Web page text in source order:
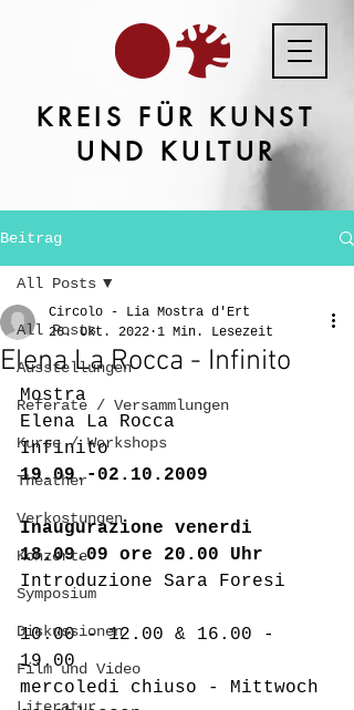
KREIS FÜR KUNST
UND KULTUR
Beitrag
All Posts
Ausstellungen
Referate / Versammlungen
Kurse / Workshops
Theather
Verkostungen
Konzerte
Symposium
Diskussionen
Film und Video
All Posts
Elena La Rocca - Infinito
Circolo - Lia Mostra d'Ert
26. Okt. 2022 1 Min. Lesezeit
Mostra
Elena La Rocca
Infinito
19.09.-02.10.2009
Inaugurazione venerdi
18.09.09 ore 20.00 Uhr
Introduzione Sara Foresi
10.00 - 12.00 & 16.00 -
19.00
mercoledi chiuso - Mittwoch